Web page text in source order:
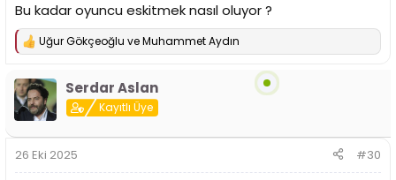
Bu kadar oyuncu eskitmek nasıl oluyor ?
T
p
k
i
l
:
Uğur Gökçeoğlu veMuhammet Aydın
Serdar Aslan
Kayıtlı Üye
26 Eki 2025 #30